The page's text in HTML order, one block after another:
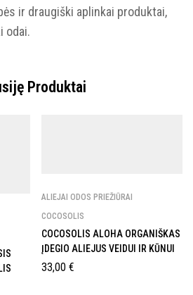
ir draugiški aplinkai produktai,
odai.
Produktai
ALIEJAI ODOS PRIEŽIŪRAI
COCOSOLIS
COCOSOLIS ALOHA ORGANIŠKAS
ĮDEGIO ALIEJUS VEIDUI IR KŪNUI
33,00 €